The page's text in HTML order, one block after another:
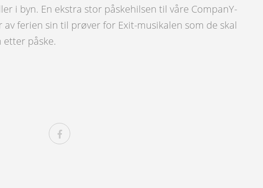
i byn. En ekstra stor påskehilsen til våre CompanY-
ferien sin til prøver for Exit-musikalen som de skal
etter påske.